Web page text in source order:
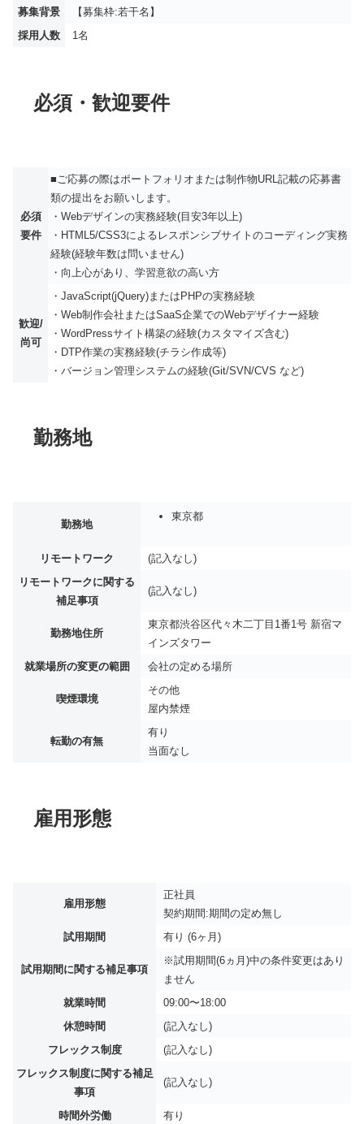
募集背景
【募集枠:若干名】
採用人数
1名
必須・歓迎要件
必須
要件
■ご応募の際はポートフォリオまたは制作物URL記載の応募書
類の提出をお願いします。
・Webデザインの実務経験(目安3年以上)
・HTML5/CSS3によるレスポンシブサイトのコーディング実務
経験(経験年数は問いません)
・向上心があり、学習意欲の高い方
歓迎/
尚可
・JavaScript(jQuery)またはPHPの実務経験
・Web制作会社またはSaaS企業でのWebデザイナー経験
・WordPressサイト構築の経験(カスタマイズ含む)
・DTP作業の実務経験(チラシ作成等)
・バージョン管理システムの経験(Git/SVN/CVS など)
勤務地
勤務地
東京都
リモートワーク
(記入なし)
リモートワークに関する
補足事項
(記入なし)
勤務地住所
東京都渋谷区代々木二丁目1番1号 新宿マ
インズタワー
就業場所の変更の範囲
会社の定める場所
喫煙環境
その他
屋内禁煙
転勤の有無
有り
当面なし
雇用形態
雇用形態
正社員
契約期間:期間の定め無し
試用期間
有り (6ヶ月)
試用期間に関する補足事項
※試用期間(6ヵ月)中の条件変更はあり
ません
就業時間
09:00〜18:00
休憩時間
(記入なし)
フレックス制度
(記入なし)
フレックス制度に関する補足
事項
(記入なし)
時間外労働 有り